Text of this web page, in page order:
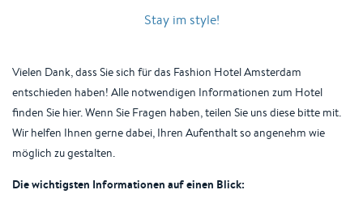
Stay im style!
Vielen Dank, dass Sie sich für das Fashion Hotel Amsterdam
entschieden haben! Alle notwendigen Informationen zum Hotel
finden Sie hier. Wenn Sie Fragen haben, teilen Sie uns diese bitte mit.
Wir helfen Ihnen gerne dabei, Ihren Aufenthalt so angenehm wie
möglich zu gestalten.
Die wichtigsten Informationen auf einen Blick: